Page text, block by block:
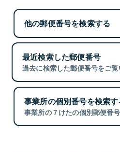
他の郵便番号を検索する
最近検索した郵便番号
過去に検索した郵便番号をご覧
事業所の個別番号を検索す
事業所の７けたの個別郵便番